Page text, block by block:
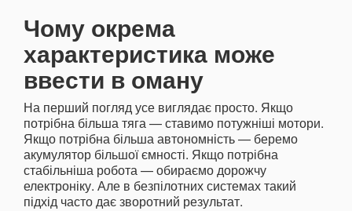
Чому окрема
характеристика може
ввести в оману
На перший погляд усе виглядає просто. Якщо
потрібна більша тяга — ставимо потужніші мотори.
Якщо потрібна більша автономність — беремо
акумулятор більшої ємності. Якщо потрібна
стабільніша робота — обираємо дорожчу
електроніку. Але в безпілотних системах такий
підхід часто дає зворотний результат.